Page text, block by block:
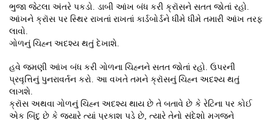
ભુજા જેટલા અંતરે પકડો. ડાબી આંખ બંધ કરી ક્રૉસને સતત જોતાં રહો.
આંખને ક્રૉસ પર સ્થિર રાખતાં રાખતાં કાર્ડબોર્ડને ધીમે ધીમે તમારી આંખ તરફ
લાવો.
ગોળનું ચિહ્ન અદશ્ય થતું દેખાશે.
હવે જમણી આંખ બંધ કરી ગોળના ચિહ્નને સતત જોતાં રહો. ઉપરની
પ્રવૃત્તિનું પુનરાવર્તન કરો. આ વખતે તમને ક્રૉસનું ચિહ્ન અદશ્ય થતું
લાગશે.
ક્રૉસ અથવા ગોળનું ચિહ્ન અદશ્ય થાય છે તે બતાવે છે કે રેટિના પર કોઈ
એક બિંદુ છે કે જ્યારે ત્યાં પ્રકાશ પડે છે, ત્યારે તેનો સંદેશો મગજને